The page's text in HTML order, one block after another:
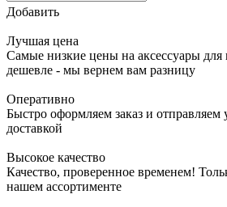
Добавить
Лучшая цена
Самые низкие цены на аксессуары для
дешевле - мы вернем вам разницу
Оперативно
Быстро оформляем заказ и отправляем
доставкой
Высокое качество
Качество, проверенное временем!
нашем ассортименте